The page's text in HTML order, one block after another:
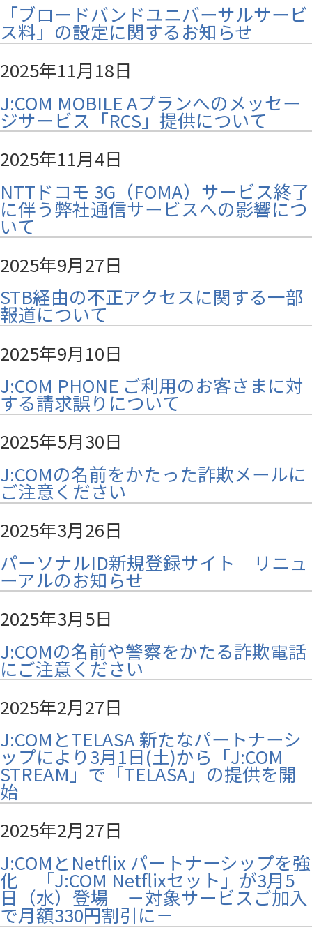
「ブロードバンドユニバーサルサービ
ス料」の設定に関するお知らせ
2025年11月18日
J:COM MOBILE Aプランへのメッセー
ジサービス「RCS」提供について
2025年11月4日
NTTドコモ 3G（FOMA）サービス終了
に伴う弊社通信サービスへの影響につ
いて
2025年9月27日
STB経由の不正アクセスに関する一部
報道について
2025年9月10日
J:COM PHONE ご利用のお客さまに対
する請求誤りについて
2025年5月30日
J:COMの名前をかたった詐欺メールに
ご注意ください
2025年3月26日
パーソナルID新規登録サイト リニュ
ーアルのお知らせ
2025年3月5日
J:COMの名前や警察をかたる詐欺電話
にご注意ください
2025年2月27日
J:COMとTELASA 新たなパートナーシ
ップにより3月1日(土)から「J:COM
STREAM」で「TELASA」の提供を開
始
2025年2月27日
J:COMとNetflix パートナーシップを強
化 「J:COM Netflixセット」が3月5
日（水）登場 －対象サービスご加入
で月額330円割引に－